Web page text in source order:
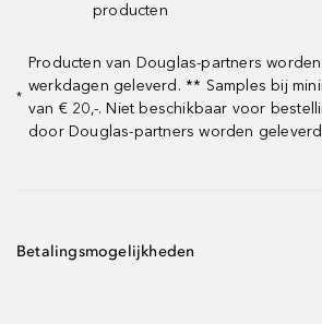
producten
*
Producten van Douglas-partners
werkdagen geleverd. ** Samples bij
van € 20,-. Niet beschikbaar voor
door Douglas-partners worden
Betalingsmogelijkheden